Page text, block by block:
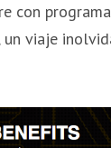
con
viaje